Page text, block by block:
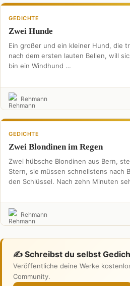
GEDICHTE
Zwei Hunde
Ein großer und ein kleiner Hund, die
nach dem ersten lauten Bellen, will
bin ein Windhund …
Rehmann
GEDICHTE
Zwei Blondinen im Regen
Zwei hübsche Blondinen aus Bern,
Stern, sie müssen schnellstens nach
den Schlüssel. Nach zehn Minuten
Rehmann
✍️ Schreibst du selbst
Veröffentliche deine Werke
Community.